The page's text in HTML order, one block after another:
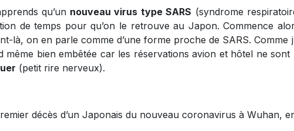
qu’un nouveau virus type SARS (syndrome
de temps pour qu’on le retrouve au Japon. Commence
là, on en parle comme d’une forme proche de SARS.
même bien embêtée car les réservations avion et hôtel ne sont
(petit rire nerveux).
décès d’un Japonais du nouveau coronavirus à Wuhan,